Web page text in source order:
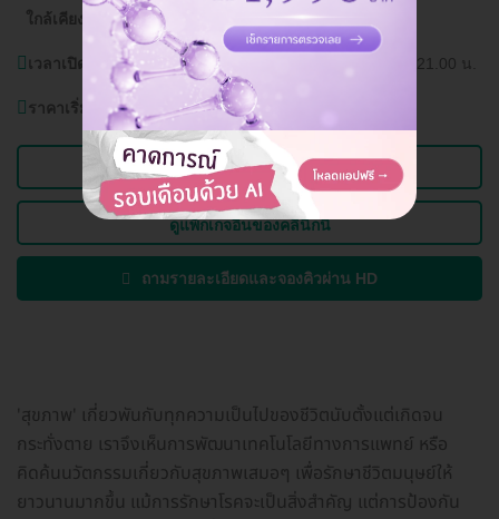
ใกล้เคียง:
พยาบาล บางปะกอก 9 อินเตอร์เนชันแนล
เวลาเปิดบริการ: วันเสาร์ - พฤหัสบดี (หยุดวันศุกร์) 10.00 - 21.00 น.
ราคาเริ่มต้นที่1,750 บาท
ดูข้อมูลคลินิก
ดูแพ็กเกจอื่นของคลินิกนี้
ถามรายละเอียดและจองคิวผ่าน HD
'สุขภาพ' เกี่ยวพันกับทุกความเป็นไปของชีวิตนับตั้งแต่เกิดจน
กระทั่งตาย เราจึงเห็นการพัฒนาเทคโนโลยีทางการแพทย์ หรือ
คิดค้นนวัตกรรมเกี่ยวกับสุขภาพเสมอๆ เพื่อรักษาชีวิตมนุษย์ให้
ยาวนานมากขึ้น แม้การรักษาโรคจะเป็นสิ่งสำคัญ แต่การป้องกัน